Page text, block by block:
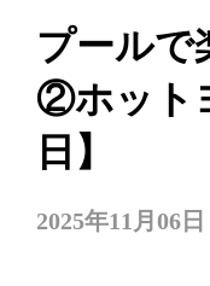
プールで
②ホット
日】
2025年11月06日